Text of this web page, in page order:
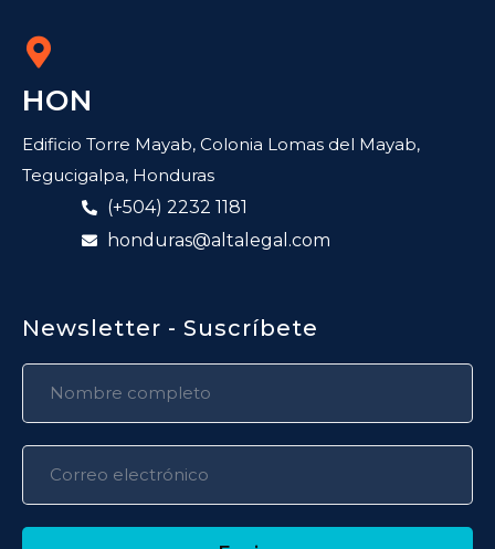
HON
Edificio Torre Mayab, Colonia Lomas del Mayab,
Tegucigalpa, Honduras
(+504) 2232 1181
honduras@altalegal.com
Newsletter - Suscríbete